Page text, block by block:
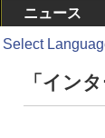
ニュース
Select
「イン